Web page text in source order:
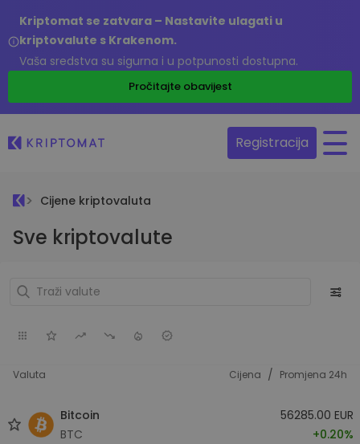
Kriptomat se zatvara – Nastavite ulagati u
kriptovalute s Krakenom.
Vaša sredstva su sigurna i u potpunosti dostupna.
Pročitajte obavijest
Registracija
Cijene kriptovaluta
Sve kriptovalute
Valuta Cijena / Promjena 24h
Bitcoin
BTC
56285.00 EUR
+0.20%